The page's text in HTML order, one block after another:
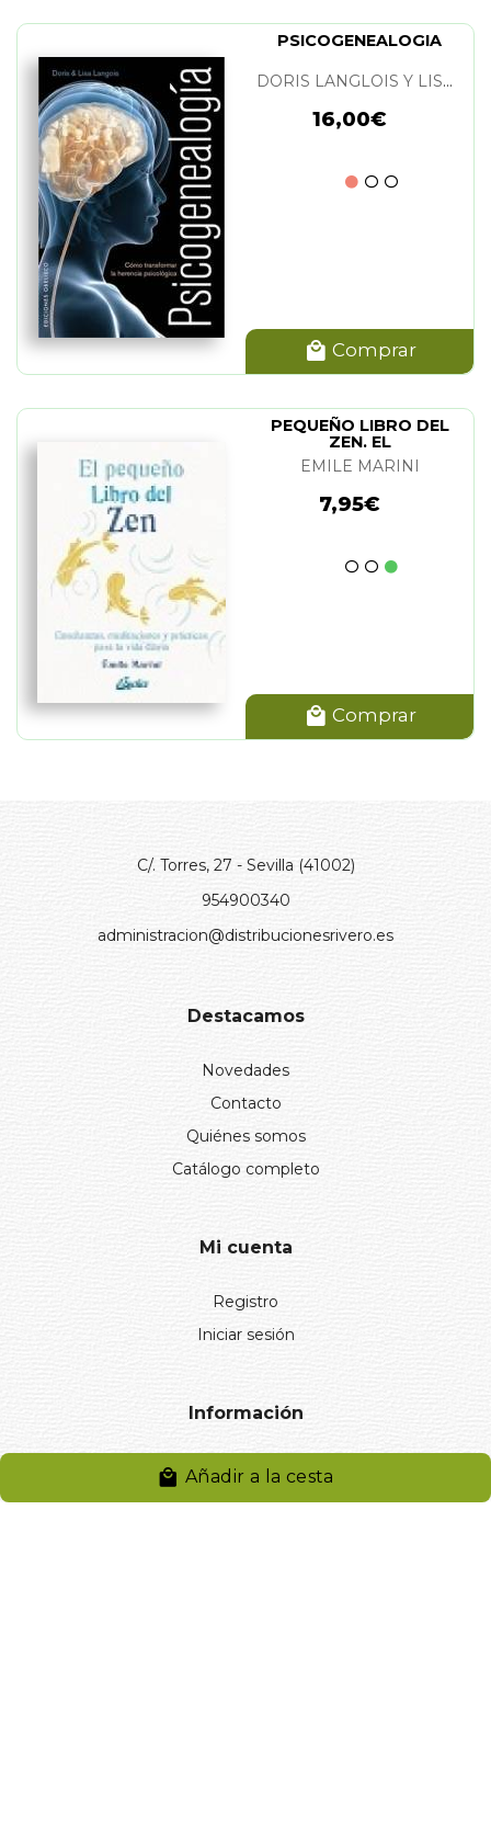
Añadir a la cesta
PSICOGENEALOGIA
DORIS LANGLOIS Y LISE LANGLOIS
16,00€
Comprar
PEQUEÑO LIBRO DEL
ZEN. EL
EMILE MARINI
7,95€
Comprar
C/. Torres, 27 - Sevilla (41002)
954900340
administracion@distribucionesrivero.es
Destacamos
Novedades
Contacto
Quiénes somos
Catálogo completo
Mi cuenta
Registro
Iniciar sesión
Información
Aviso legal
Política de privacidad